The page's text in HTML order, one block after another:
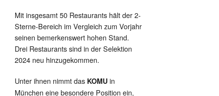
Mit insgesamt 50 Restaurants hält der 2-
Sterne-Bereich im Vergleich zum Vorjahr
seinen bemerkenswert hohen Stand.
Drei Restaurants sind in der Selektion
2024 neu hinzugekommen.
Unter ihnen nimmt das KOMU in
München eine besondere Position ein,